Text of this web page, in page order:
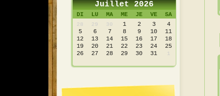
Juillet 2026
DI LU MA ME JE VE SA
28 29 30 1 2 3
4
5
6 7 8 9 10
11
12
13 14 15 16 17
18
19
20 21 22 23 24
25
26
27 28 29 30 31 1